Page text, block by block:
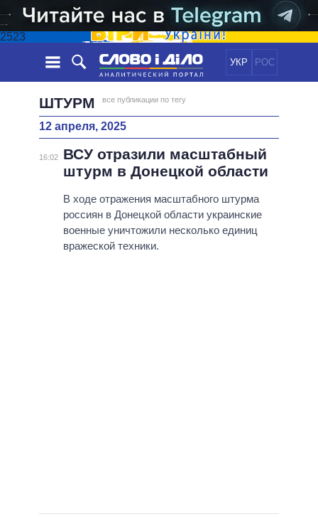
2523
УКР РОС
НОВОСТИ
ЛЕНТА
СОБЫТИЯ
СТАТЬИ
МНЕНИЯ
ОБЗОРЫ
ДАЙДЖЕСТЫ
ЭКОНОМИКА
ОБЩЕСТВО
МИР
ОБЕЩАНИЯ
ПОЛИТИКИ
ВСЕ ПОЛИТИКИ
ПРЕЗИДЕНТ И ОФИС
ВЕРХОВНАЯ РАДА
ИНФОГРАФИКА
ВИДЕО
ШТУРМ все публикации по тегу
12 апреля, 2025
16:02
ВСУ отразили масштабный
штурм в Донецкой области
В ходе отражения масштабного штурма
россиян в Донецкой области украинские
военные уничтожили несколько единиц
вражеской техники.